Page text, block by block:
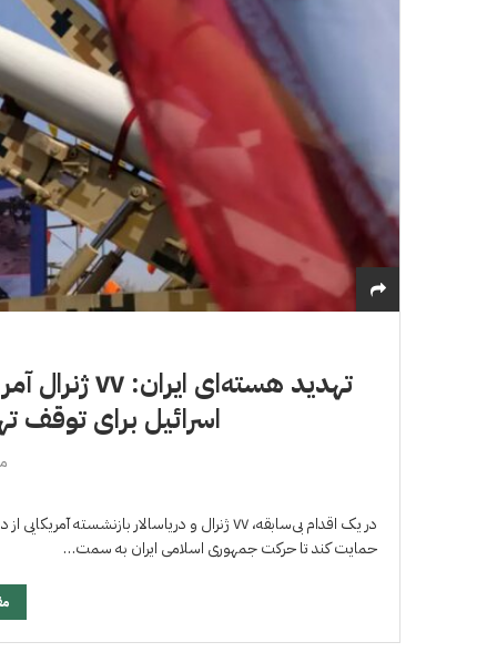
تهدید
اسرائیل برای توقف
در یک اقدام بی‌سابقه، ٧٧ ژنرال و دریاسالار
حمایت کند تا حرکت جمهوری اسلامی ایران به سمت…